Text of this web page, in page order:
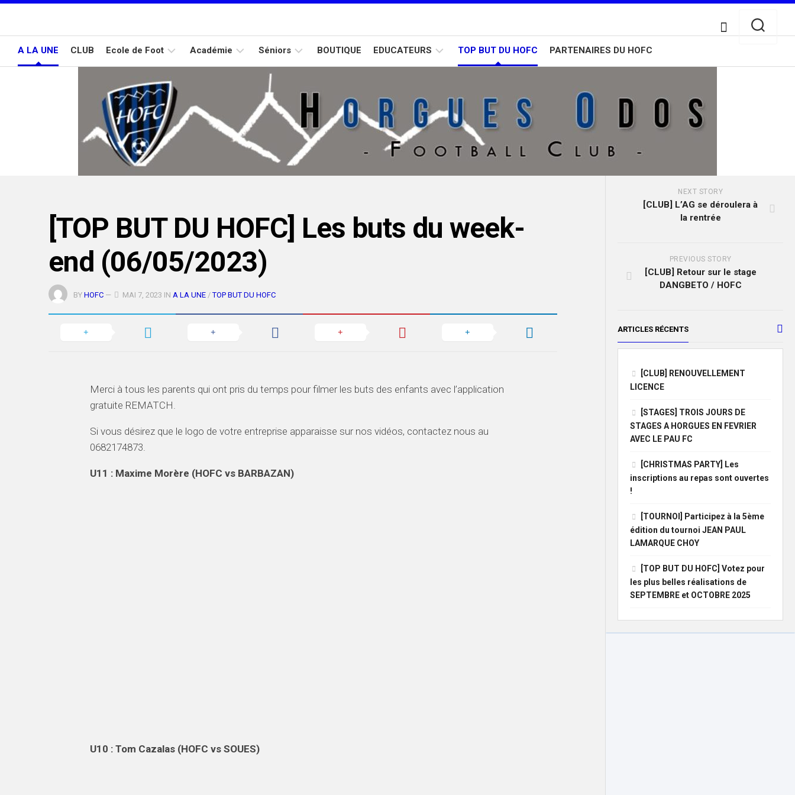
Skip
A LA UNE
CLUB Ecole de Foot
U6/U7
U8/U9
U10/U11
U12/U13
Académie
U15
U15
Séniors
Calendrier
D2
Calendrier
BOUTIQUE EDUCATEURS TOP BUT DU HOFC PARTENAIRES DU HOFC
[TOP BUT DU HOFC] Les buts du week-
end (06/05/2023)
BY HOFC— MAI 7, 2023 IN A LA UNE/TOP BUT DU HOFC
Merci à tous les parents qui ont pris du temps pour filmer les buts des enfants avec l’application
gratuite REMATCH.
Si vous désirez que le logo de votre entreprise apparaisse sur nos vidéos, contactez nous au
0682174873.
U11 : Maxime Morère (HOFC vs BARBAZAN)
U10 : Tom Cazalas (HOFC vs SOUES)
NEXT STORY
[CLUB] L’AG se déroulera à
la rentrée
PREVIOUS STORY
[CLUB] Retour sur le stage
DANGBETO / HOFC
ARTICLES RÉCENTS
[CLUB] RENOUVELLEMENT
LICENCE
[STAGES] TROIS JOURS DE
STAGES A HORGUES EN FEVRIER
AVEC LE PAU FC
[CHRISTMAS PARTY] Les
inscriptions au repas sont ouvertes
!
[TOURNOI] Participez à la 5ème
édition du tournoi JEAN PAUL
LAMARQUE CHOY
[TOP BUT DU HOFC] Votez pour
les plus belles réalisations de
SEPTEMBRE et OCTOBRE 2025